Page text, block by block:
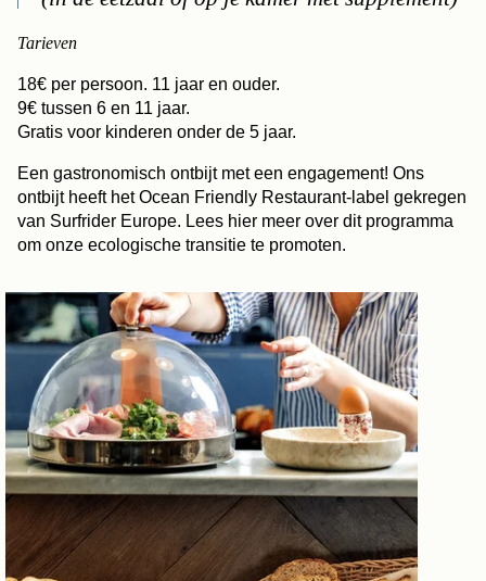
Tarieven
18€ per persoon. 11 jaar en ouder.
9€ tussen 6 en 11 jaar.
Gratis voor kinderen onder de 5 jaar.
Een gastronomisch ontbijt met een engagement! Ons
ontbijt heeft het Ocean Friendly Restaurant-label gekregen
van Surfrider Europe. Lees hier meer over dit programma
om onze ecologische transitie te promoten.